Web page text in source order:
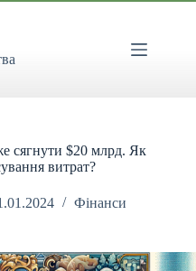
сягнути $20 млрд. Як
витрат?
Фінанси